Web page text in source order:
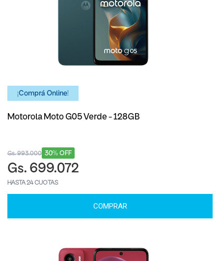
¡Comprá Online!
Motorola Moto G05 Verde - 128GB
30% OFF
Gs. 993.000
Gs. 699.072
HASTA 24 CUOTAS
COMPRAR